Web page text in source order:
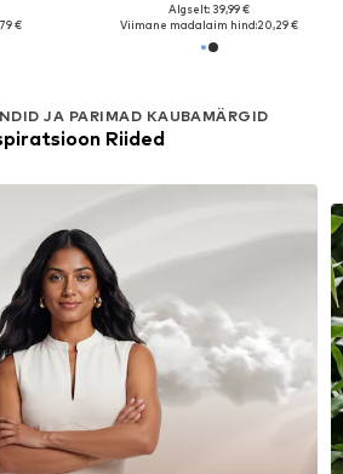
€
Algselt: 39,99 €
Viimane madalaim hind:20,29 €
JA PARIMAD KAUBAMÄRGID
Riided